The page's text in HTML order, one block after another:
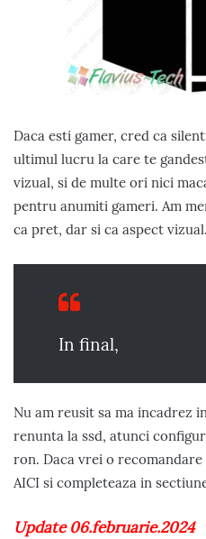
Daca esti gamer, cred ca
ultimul lucru la care te
vizual, si de multe ori nici
pentru anumiti gameri. Am
ca pret, dar si ca aspect vizual.
In final,
Nu am reusit sa ma incadrez
renunta la ssd, atunci
ron. Daca vrei o
AICI si completeaza in
Update 06.februarie.2024